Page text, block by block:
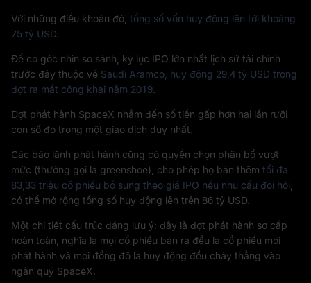
Với những điều khoản đó, tổng số vốn huy động lên tới khoảng
75 tỷ USD.
Để có góc nhìn so sánh, kỷ lục IPO lớn nhất lịch sử tài chính
trước đây thuộc về Saudi Aramco, huy động 29,4 tỷ USD trong
đợt ra mắt công khai năm 2019.
Đợt phát hành SpaceX nhắm đến số tiền gấp hơn hai lần rưỡi
con số đó trong một giao dịch duy nhất.
Các bảo lãnh phát hành cũng có quyền chọn phân bổ vượt
mức (thường gọi là greenshoe), cho phép họ bán thêm tối đa
83,33 triệu cổ phiếu bổ sung theo giá IPO nếu nhu cầu đòi hỏi
có thể mở rộng tổng số huy động lên trên 86 tỷ USD.
Một chi tiết cấu trúc đáng lưu ý: đây là đợt phát hành sơ cấp
hoàn toàn, nghĩa là mọi cổ phiếu bán ra đều là cổ phiếu mới
phát hành và mọi đồng đô la huy động đều chảy thẳng vào
ngân quỹ SpaceX.